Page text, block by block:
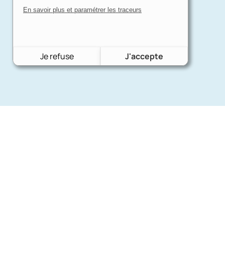
En savoir plus et paramétrer les traceurs
Je refuse J'accepte